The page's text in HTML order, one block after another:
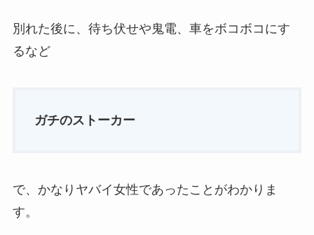
別れた後に、待ち伏せや鬼電、車をボコボコにす
るなど
ガチのストーカー
で、かなりヤバイ女性であったことがわかりま
す。